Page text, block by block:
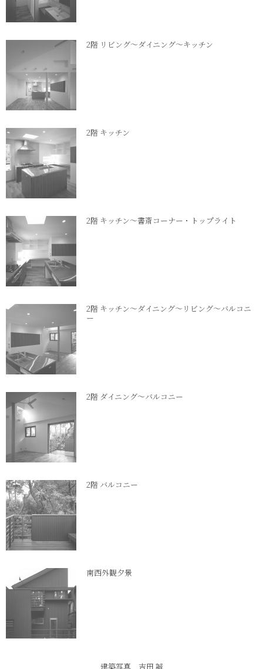
2階 リビング～ダイニング～キッチン
2階 キッチン
2階 キッチン～書斎コーナー・トップライト
2階 キッチン～ダイニング～リビング～バルコニ
ー
2階 ダイニング～バルコニー
2階 バルコニー
南西外観夕景
建築写真 吉田 誠